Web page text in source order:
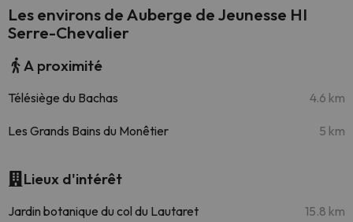
Les environs de Auberge de Jeunesse HI
Serre-Chevalier
A proximité
Télésiège du Bachas 4.6 km
Les Grands Bains du Monêtier 5 km
Lieux d'intérêt
Jardin botanique du col du Lautaret 15.8 km